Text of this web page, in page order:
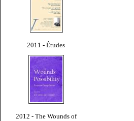
2011 - Études
2012 - The Wounds of